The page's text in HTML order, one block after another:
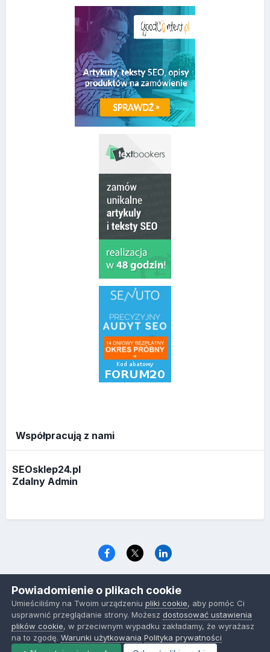
Współpracują z nami
SEOsklep24.pl
Zdalny Admin
www.optymalizacja.com
Powered by Invision Community
Powiadomienie o plikach cookie
Umieściliśmy na Twoim urządzeniupliki cookie, aby pomóc Ci
usprawnić przeglądanie strony. Możeszdostosować ustawienia
plików cookie, w przeciwnym wypadku zakładamy, że wyrażasz
na to zgodę.Warunki użytkowania Polityka prywatności